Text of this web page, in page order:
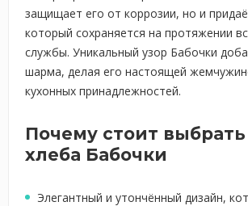
защищает его от коррозии, но и
который сохраняется на протяжении
службы. Уникальный узор Бабочки
шарма, делая его настоящей
кухонных принадлежностей.
Почему стоит
хлеба Бабочки
Элегантный и утончённый дизайн,